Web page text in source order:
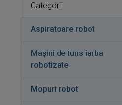
Categorii
Aspiratoare robot
Maşini de tuns iarba
robotizate
Mopuri robot